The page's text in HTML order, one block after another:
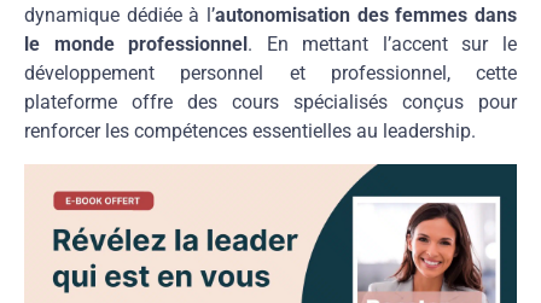
dynamique dédiée à l’autonomisation des femmes dans
le monde professionnel . En mettant l’accent sur le
développement personnel et professionnel, cette
plateforme offre des cours spécialisés conçus pour
renforcer les compétences essentielles au leadership.